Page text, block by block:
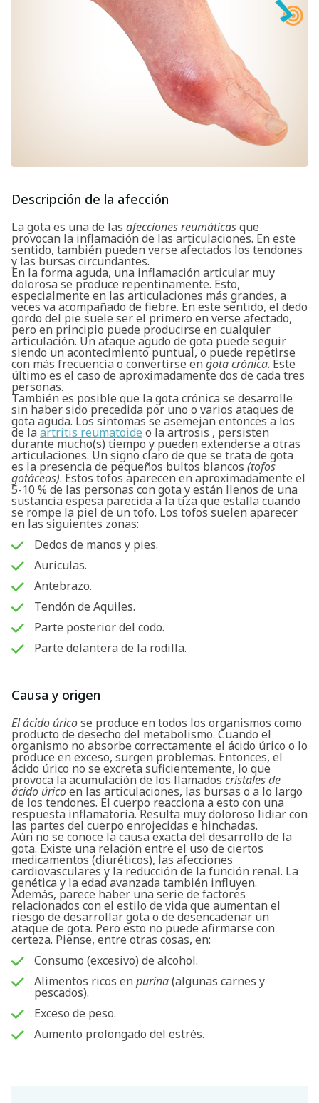
Descripción de la afección
La gota es una de las afecciones reumáticasque
provocan la inflamación de las articulaciones. En este
sentido, también pueden verse afectados los tendones
y las bursas circundantes.
En la forma aguda, una inflamación articular muy
dolorosa se produce repentinamente. Esto,
especialmente en las articulaciones más grandes, a
veces va acompañado de fiebre. En este sentido, el dedo
gordo del pie suele ser el primero en verse afectado,
pero en principio puede producirse en cualquier
articulación. Un ataque agudo de gota puede seguir
siendo un acontecimiento puntual, o puede repetirse
con más frecuencia o convertirse en gota crónica. Este
último es el caso de aproximadamente dos de cada tres
personas.
También es posible que la gota crónica se desarrolle
sin haber sido precedida por uno o varios ataques de
gota aguda. Los síntomas se asemejan entonces a los
de la artritis reumatoide o la artrosis , persisten
durante mucho(s) tiempo y pueden extenderse a otras
articulaciones. Un signo claro de que se trata de gota
es la presencia de pequeños bultos blancos (tofos
gotáceos). Estos tofos aparecen en aproximadamente el
5-10 % de las personas con gota y están llenos de una
sustancia espesa parecida a la tiza que estalla cuando
se rompe la piel de un tofo. Los tofos suelen aparecer
en las siguientes zonas:
Dedos de manos y pies.
Aurículas.
Antebrazo.
Tendón de Aquiles.
Parte posterior del codo.
Parte delantera de la rodilla.
Causa y origen
El ácido úricose produce en todos los organismos como
producto de desecho del metabolismo. Cuando el
organismo no absorbe correctamente el ácido úrico o lo
produce en exceso, surgen problemas. Entonces, el
ácido úrico no se excreta suficientemente, lo que
provoca la acumulación de los llamados cristales de
ácido úricoen las articulaciones, las bursas o a lo largo
de los tendones. El cuerpo reacciona a esto con una
respuesta inflamatoria. Resulta muy doloroso lidiar con
las partes del cuerpo enrojecidas e hinchadas.
Aún no se conoce la causa exacta del desarrollo de la
gota. Existe una relación entre el uso de ciertos
medicamentos (diuréticos), las afecciones
cardiovasculares y la reducción de la función renal. La
genética y la edad avanzada también influyen.
Además, parece haber una serie de factores
relacionados con el estilo de vida que aumentan el
riesgo de desarrollar gota o de desencadenar un
ataque de gota. Pero esto no puede afirmarse con
certeza. Piense, entre otras cosas, en:
Consumo (excesivo) de alcohol.
Alimentos ricos enpurina(algunas carnes y
pescados).
Exceso de peso.
Aumento prolongado del estrés.